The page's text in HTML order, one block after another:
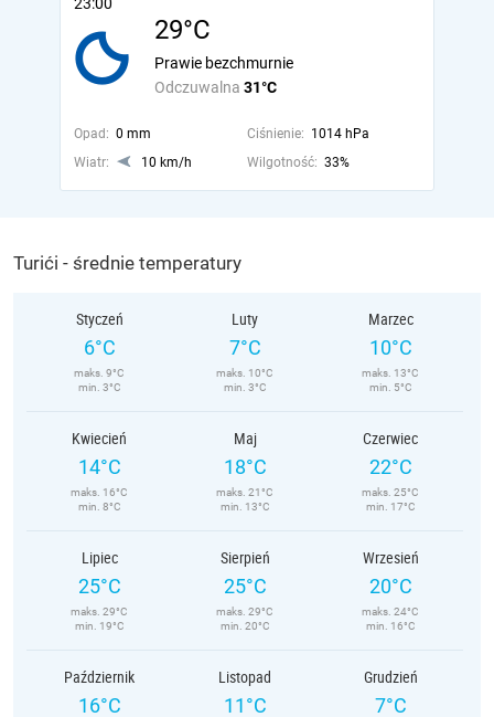
29°C
Odczuwalna 31°C
Prawie bezchmurnie
Opad: 0 mm Ciśnienie: 1014 hPa
Wiatr:
10 km/h Wilgotność: 33%
Turići - średnie temperatury
Styczeń
6°C
maks. 9°C
min. 3°C
Luty
7°C
maks. 10°C
min. 3°C
Marzec
10°C
maks. 13°C
min. 5°C
Kwiecień
14°C
maks. 16°C
min. 8°C
Maj
18°C
maks. 21°C
min. 13°C
Czerwiec
22°C
maks. 25°C
min. 17°C
Lipiec
25°C
maks. 29°C
min. 19°C
Sierpień
25°C
maks. 29°C
min. 20°C
Wrzesień
20°C
maks. 24°C
min. 16°C
Październik
16°C
Listopad
11°C
Grudzień
7°C